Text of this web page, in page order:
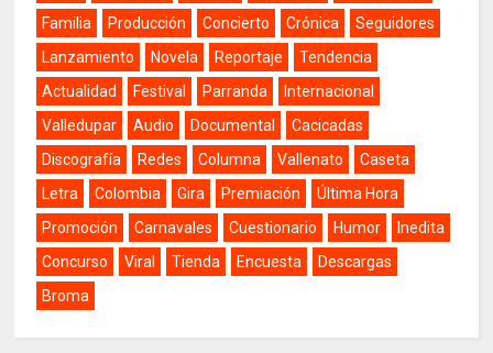
Familia
Producción Concierto Crónica
Seguidores
Lanzamiento
Novela Reportaje
Tendencia
Actualidad
Festival Parranda
Internacional
Valledupar
Audio Documental
Cacicadas
Discografía
Redes Columna Vallenato
Caseta
Letra
Colombia Gira Premiación
Última Hora
Promoción
Carnavales Cuestionario Humor
Inedita
Concurso
Viral Tienda Encuesta
Descargas
Broma